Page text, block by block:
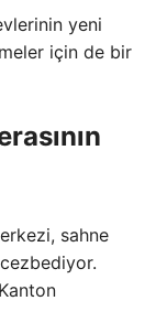
yeni
için de bir
sahne